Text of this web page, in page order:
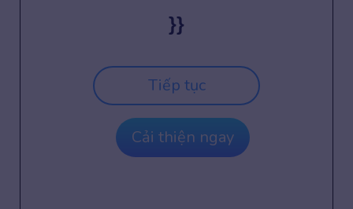
}}
Tiếp tục
Cải thiện ngay